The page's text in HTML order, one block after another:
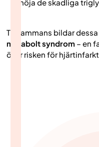
höja de skadliga
Tillsammans bildar
metabolt syndrom – en
ökar risken för